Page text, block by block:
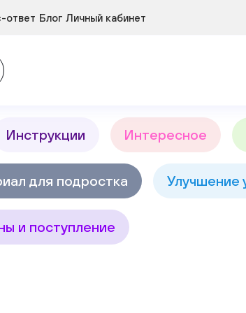
лет
ответ Блог Личный кабинет
Инструкции Интересное
для подростка Улучшение
и поступление